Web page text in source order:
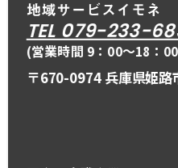
TEL 079-233-
(営業時間 9：00〜18：
〒670-0974 兵庫県姫